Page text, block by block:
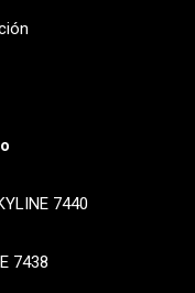
7440
7438